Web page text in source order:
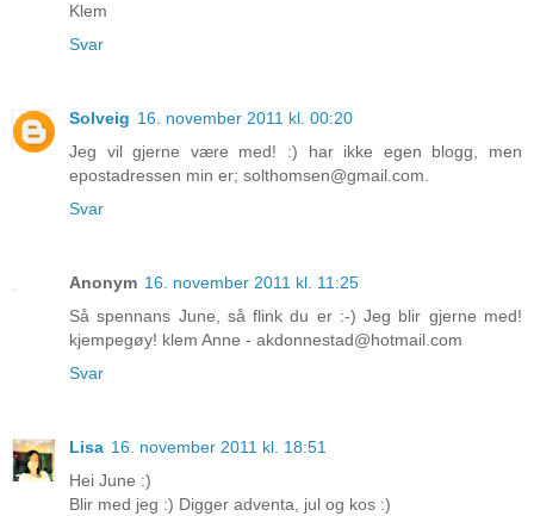
Klem
Svar
Solveig 16. november 2011 kl. 00:20
Jeg vil gjerne være med! :) har ikke egen blogg, men
epostadressen min er; solthomsen@gmail.com.
Svar
Anonym 16. november 2011 kl. 11:25
Så spennans June, så flink du er :-) Jeg blir gjerne med!
kjempegøy! klem Anne - akdonnestad@hotmail.com
Svar
Lisa 16. november 2011 kl. 18:51
Hei June :)
Blir med jeg :) Digger adventa, jul og kos :)